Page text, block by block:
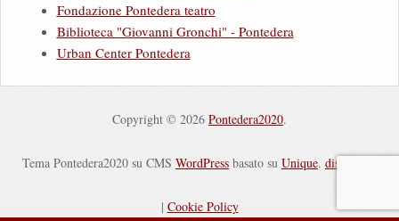
Fondazione Pontedera teatro
Biblioteca "Giovanni Gronchi" - Pontedera
Urban Center Pontedera
Copyright © 2026 Pontedera2020.
Tema Pontedera2020 su CMS WordPress basato su Unique. disclaimer
| Cookie Policy